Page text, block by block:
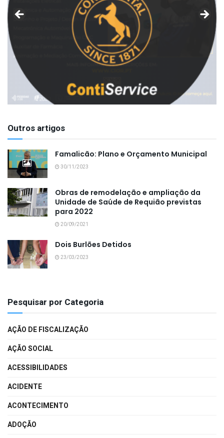
Outros artigos
Famalicão: Plano e Orçamento Municipal
30/11/2023
Obras de remodelação e ampliação da
Unidade de Saúde de Requião previstas
para 2022
20/09/2021
Dois Burlões Detidos
23/03/2023
Pesquisar por Categoria
AÇÃO DE FISCALIZAÇÃO
AÇÃO SOCIAL
ACESSIBILIDADES
ACIDENTE
ACONTECIMENTO
ADOÇÃO